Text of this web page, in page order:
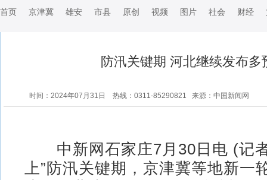
首页 京津冀 雄安 市县 原创 视频 图片 社会 财经
防汛关键期 河北继续发布多
时间：2024年07月31日 热线：0311-85290821 来源：中国新闻网
中新网石家庄7月30日电 (记
上”防汛关键期，京津冀等地新一